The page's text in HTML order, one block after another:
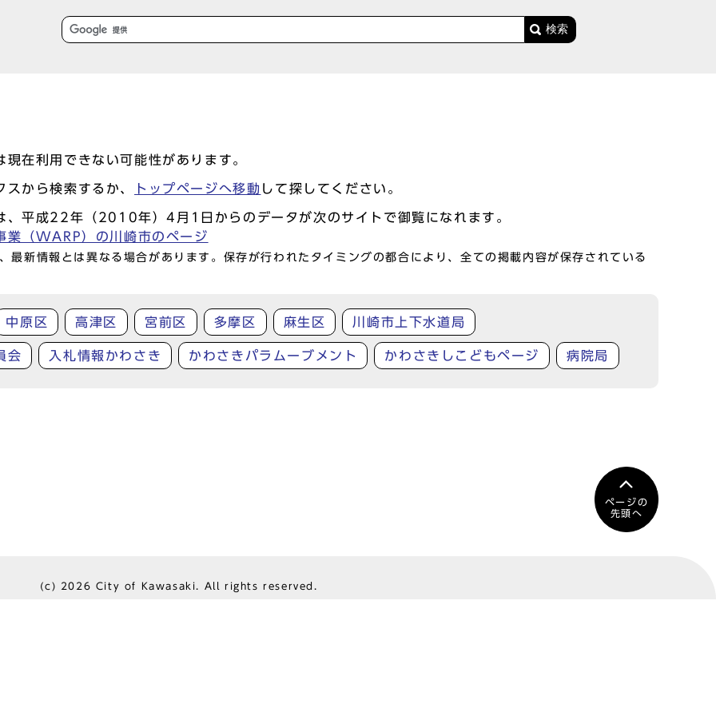
検索
在利用できない可能性があります。
から検索するか、 トップページへ移動 して探してください。
、平成22年（2010年）4月1日からのデータが次のサイトで御覧になれます。
業（WARP）の川崎市のページ
最新情報とは異なる場合があります。保存が行われたタイミングの都合により、全ての掲載内容が保存されている
中原区 高津区 宮前区 多摩区 麻生区 川崎市上下水道局
会 入札情報かわさき かわさきパラムーブメント かわさきしこどもページ 病院局
ページの
先頭へ
(c) 2026 City of Kawasaki. All rights reserved.